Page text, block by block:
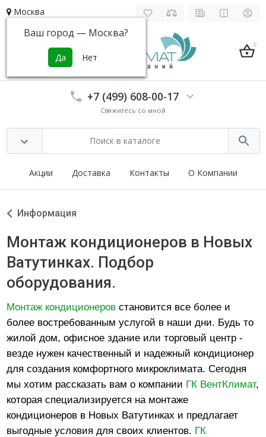
Москва
Ваш город — Москва?
0
+7 (499) 608-00-17
Свяжитесь со мной
Акции Доставка Контакты О Компании
Информация
Монтаж кондиционеров в Новых
Ватутинках. Подбор
оборудования.
Монтаж кондиционеровстановится все более и
более востребованным услугой в наши дни. Будь то
жилой дом, офисное здание или торговый центр -
везде нужен качественный и надежный кондиционер
для создания комфортного микроклимата. Сегодня
мы хотим рассказать вам о компании ГК ВентКлимат,
которая специализируется на монтаже
кондиционеров в Новых Ватутинках и предлагает
выгодные условия для своих клиентов. ГК